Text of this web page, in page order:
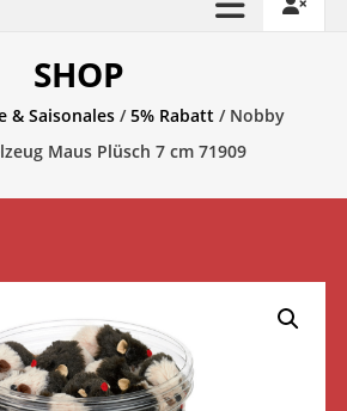
SHOP
& Saisonales /5% Rabatt / Nobby
Maus Plüsch 7 cm 71909